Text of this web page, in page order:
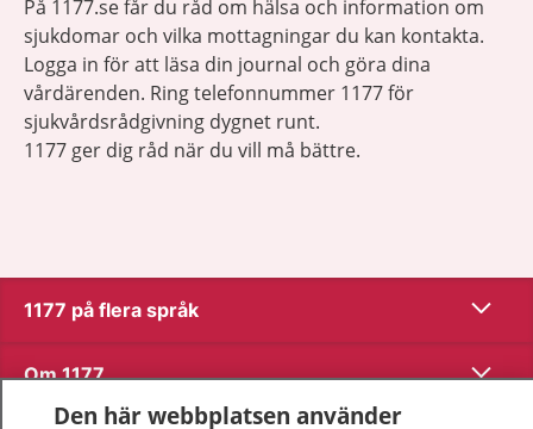
På 1177.se får du råd om hälsa och information om
sjukdomar och vilka mottagningar du kan kontakta.
Logga in för att läsa din journal och göra dina
vårdärenden. Ring telefonnummer 1177 för
sjukvårdsrådgivning dygnet runt.
1177 ger dig råd när du vill må bättre.
1177 på flera språk Visa
Om 1177 Visa
Den här webbplatsen använder